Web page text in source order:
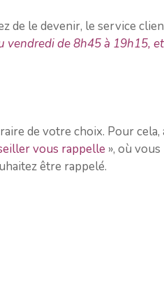
de le devenir, le service
vendredi de 8h45 à 19h15,
de votre choix. Pour cela,
vous rappelle », où
être rappelé.